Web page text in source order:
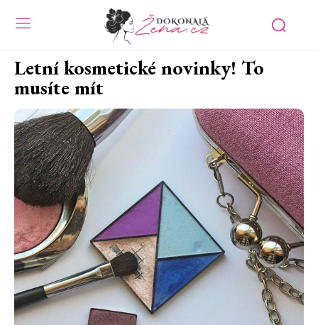
Letní kosmetické novinky! To
musíte mít